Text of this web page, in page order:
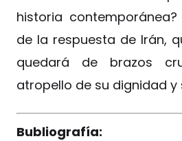
historia
de la respuesta de Irán,
quedará de brazos
atropello de su dignidad y
Bubliografía: